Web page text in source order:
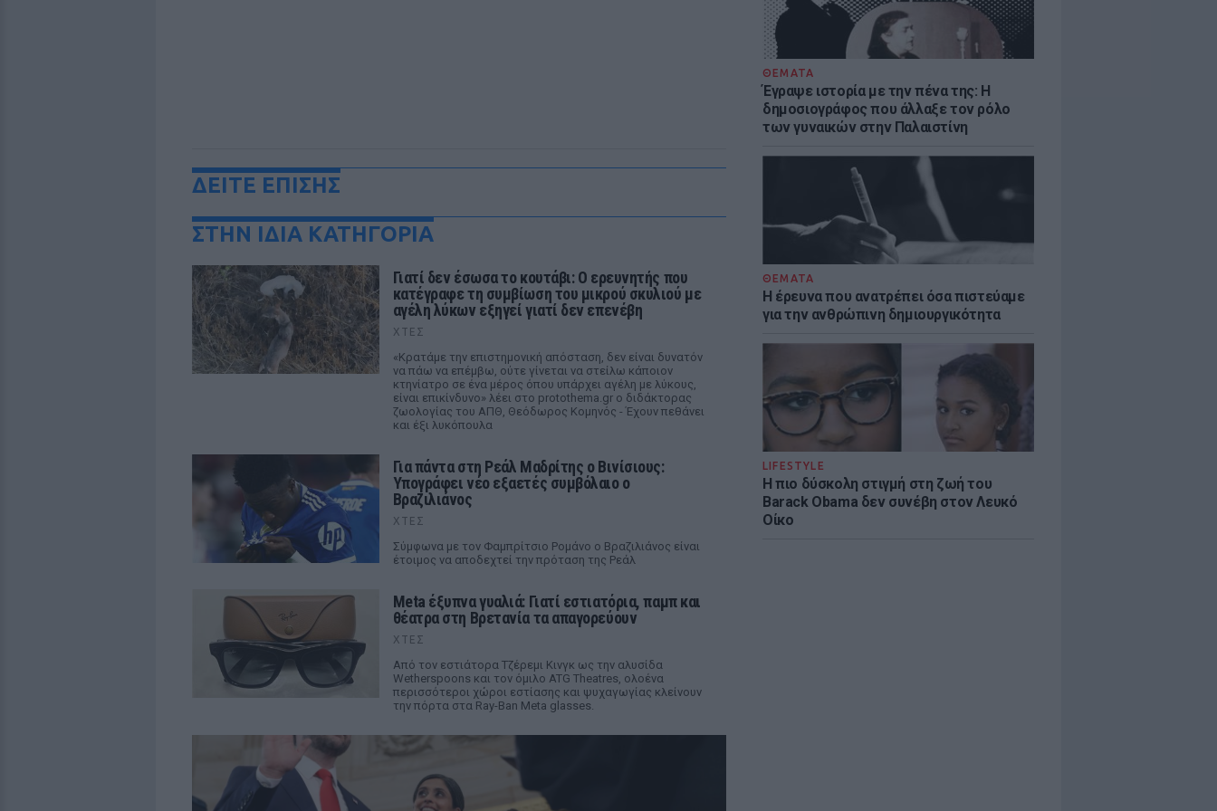
ΘΕΜΑΤΑ
Έγραψε ιστορία με την πένα της: Η
δημοσιογράφος που άλλαξε τον ρόλο
των γυναικών στην Παλαιστίνη
ΘΕΜΑΤΑ
Η έρευνα που ανατρέπει όσα πιστεύαμε
για την ανθρώπινη δημιουργικότητα
LIFESTYLE
Η πιο δύσκολη στιγμή στη ζωή του
Barack Obama δεν συνέβη στον Λευκό
Οίκο
ΔΕΙΤΕ ΕΠΙΣΗΣ
ΣΤΗΝ ΙΔΙΑ ΚΑΤΗΓΟΡΙΑ
Γιατί δεν έσωσα το κουτάβι: Ο ερευνητής που
κατέγραφε τη συμβίωση του μικρού σκυλιού με
αγέλη λύκων εξηγεί γιατί δεν επενέβη
ΧΤΕΣ
«Κρατάμε την επιστημονική απόσταση, δεν είναι δυνατόν
να πάω να επέμβω, ούτε γίνεται να στείλω κάποιον
κτηνίατρο σε ένα μέρος όπου υπάρχει αγέλη με λύκους,
είναι επικίνδυνο» λέει στο protothema.gr ο διδάκτορας
ζωολογίας του ΑΠΘ, Θεόδωρος Κομηνός - Έχουν πεθάνει
και έξι λυκόπουλα
Για πάντα στη Ρεάλ Μαδρίτης ο Βινίσιους:
Υπογράφει νέο εξαετές συμβόλαιο ο
Βραζιλιάνος
ΧΤΕΣ
Σύμφωνα με τον Φαμπρίτσιο Ρομάνο ο Βραζιλιάνος είναι
έτοιμος να αποδεχτεί την πρόταση της Ρεάλ
Meta έξυπνα γυαλιά: Γιατί εστιατόρια, παμπ και
θέατρα στη Βρετανία τα απαγορεύουν
ΧΤΕΣ
Από τον εστιάτορα Τζέρεμι Κινγκ ως την αλυσίδα
Wetherspoons και τον όμιλο ATG Theatres, ολοένα
περισσότεροι χώροι εστίασης και ψυχαγωγίας κλείνουν
την πόρτα στα Ray-Ban Meta glasses.